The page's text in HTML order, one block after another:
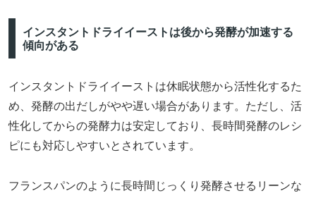
インスタントドライイーストは後から発酵が加速する
傾向がある
インスタントドライイーストは休眠状態から活性化するた
め、発酵の出だしがやや遅い場合があります。ただし、活
性化してからの発酵力は安定しており、長時間発酵のレシ
ピにも対応しやすいとされています。
フランスパンのように長時間じっくり発酵させるリーンな